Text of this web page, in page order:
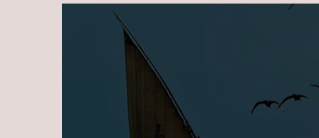
Skip to main content